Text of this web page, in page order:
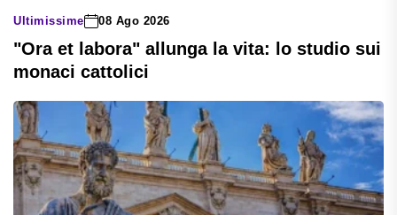
Ultimissime 08 Ago 2026
"Ora et labora" allunga la vita: lo studio sui
monaci cattolici